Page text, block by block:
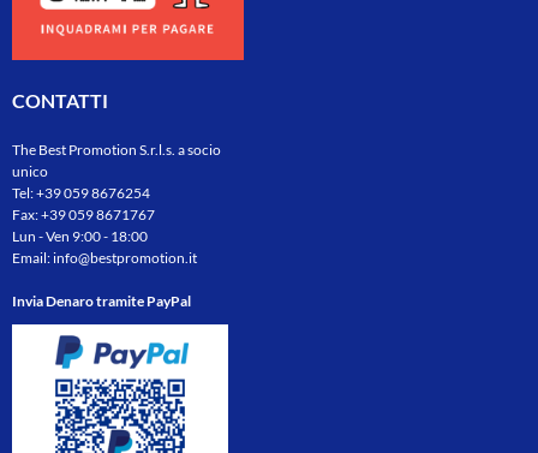
CONTATTI
The Best Promotion S.r.l.s. a socio
unico
Tel:+39 059 8676254
Fax: +39 059 8671767
Lun - Ven 9:00 - 18:00
Email:info@bestpromotion.it
Invia Denaro tramite PayPal